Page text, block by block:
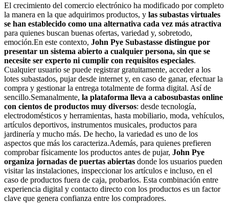
El crecimiento del comercio electrónico ha modificado por completo
la manera en la que adquirimos productos, y las subastas virtuales
se han establecido como una alternativa cada vez más atractiva
para quienes buscan buenas ofertas, variedad y, sobretodo,
emoción.En este contexto, John Pye Subastasse distingue por
presentar un sistema abierto a cualquier persona, sin que se
necesite ser experto ni cumplir con requisitos especiales.
Cualquier usuario se puede registrar gratuitamente, acceder a los
lotes subastados, pujar desde internet y, en caso de ganar, efectuar la
compra y gestionar la entrega totalmente de forma digital. Así de
sencillo.Semanalmente, la plataforma lleva a cabosubastas online
con cientos de productos muy diversos: desde tecnología,
electrodomésticos y herramientas, hasta mobiliario, moda, vehículos,
artículos deportivos, instrumentos musicales, productos para
jardinería y mucho más. De hecho, la variedad es uno de los
aspectos que más los caracteriza.Además, para quienes prefieren
comprobar físicamente los productos antes de pujar, John Pye
organiza jornadas de puertas abiertas donde los usuarios pueden
visitar las instalaciones, inspeccionar los artículos e incluso, en el
caso de productos fuera de caja, probarlos. Esta combinación entre
experiencia digital y contacto directo con los productos es un factor
clave que genera confianza entre los compradores.